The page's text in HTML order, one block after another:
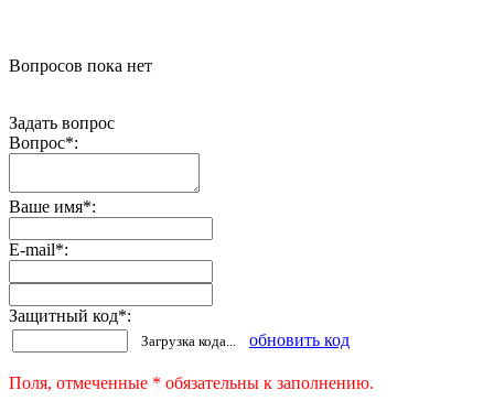
Вопросов пока нет
Задать вопрос
Вопрос*:
Ваше имя*:
E-mail*:
Защитный код*:
Загрузка кода... обновить код
Поля, отмеченные * обязательны к заполнению.